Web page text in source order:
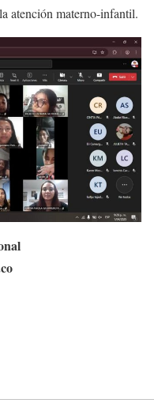
atención materno-infantil.